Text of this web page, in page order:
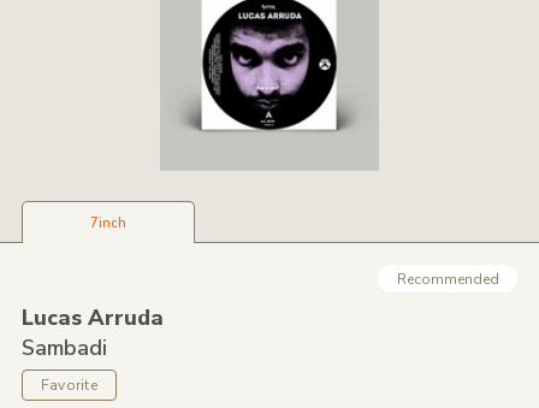
7inch
Recommended
Lucas Arruda
Sambadi
Favorite